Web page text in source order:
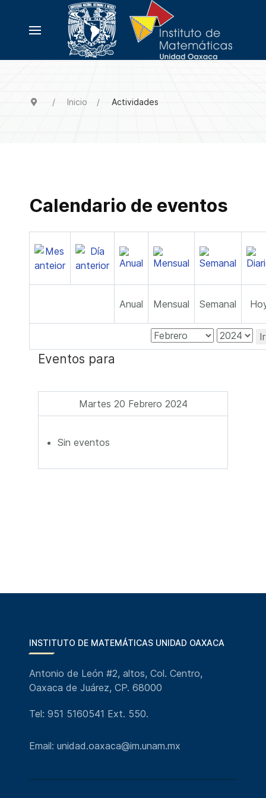
Inicio Actividades
Calendario de eventos
Anual Mensual Semanal
Eventos para
Martes 20 Febrero 2024
Sin eventos
INSTITUTO DE MATEMÁTICAS UNIDAD OAXACA
Antonio de León #2, altos, Col. Centro,
Oaxaca de Juárez, CP. 68000
Tel: 951 5160541 Ext. 550.
Email: unidad.oaxaca@im.unam.mx